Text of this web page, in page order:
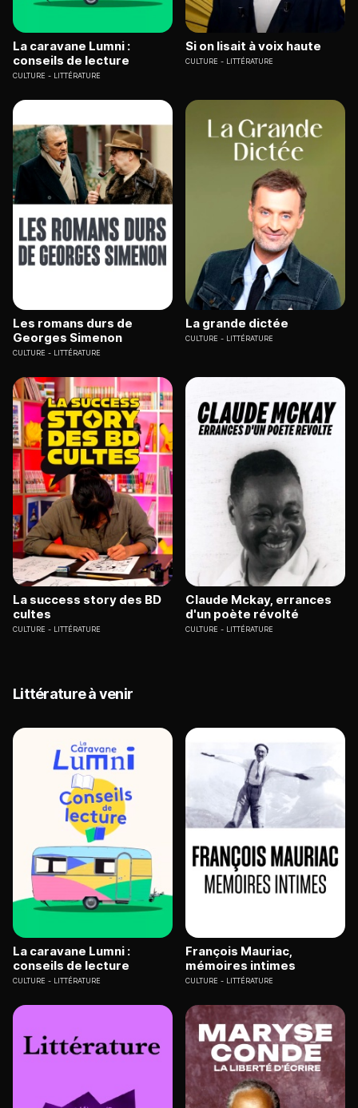
La caravane Lumni :
conseils de lecture
CULTURE LITTÉRATURE
Si on lisait à voix haute
CULTURE LITTÉRATURE
Les romans durs de
Georges Simenon
CULTURE LITTÉRATURE
La grande dictée
CULTURE LITTÉRATURE
La success story des BD
cultes
CULTURE LITTÉRATURE
Claude Mckay, errances
d'un poète révolté
CULTURE LITTÉRATURE
Littérature à venir
La caravane Lumni :
conseils de lecture
CULTURE LITTÉRATURE
François Mauriac,
mémoires intimes
CULTURE LITTÉRATURE